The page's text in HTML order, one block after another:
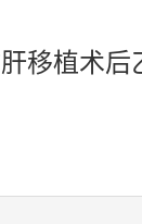
移植术后